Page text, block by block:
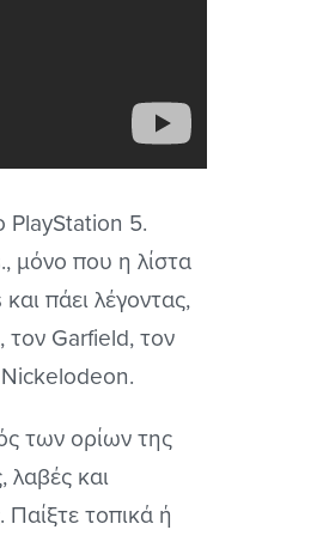
PlayStation 5.
μόνο που η λίστα
πάει λέγοντας,
Garfield, τον
των ορίων της
λαβές και
τοπικά ή